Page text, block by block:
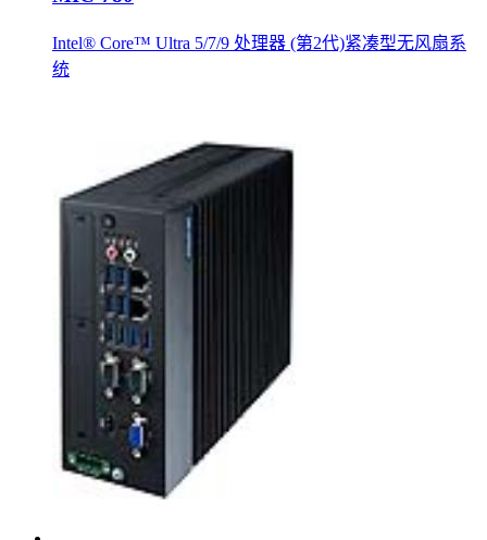
Intel® Core™ Ultra 5/7/9 处理器 (第2代)紧凑型无风扇系
统